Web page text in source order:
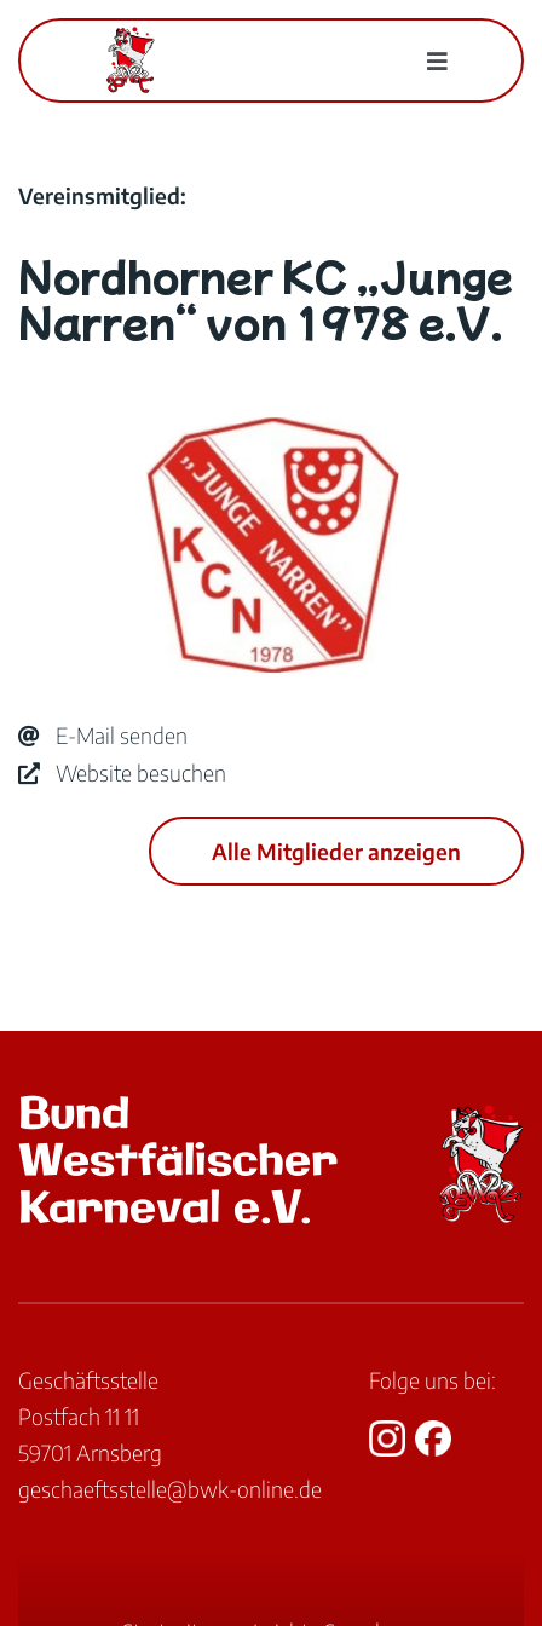
Zum
Inhalt
springen
Toggle
Der BWK
Kontakt
Vereinsmitglied:
Nordhorner KC „Junge
Narren“ von 1978 e.V.
E-Mail senden
Website besuchen
Alle Mitglieder anzeigen
Bund
Westfälischer
Karneval e.V.
Geschäftsstelle
Postfach 11 11
59701 Arnsberg
geschaeftsstelle@bwk-online.de
Folge uns bei: